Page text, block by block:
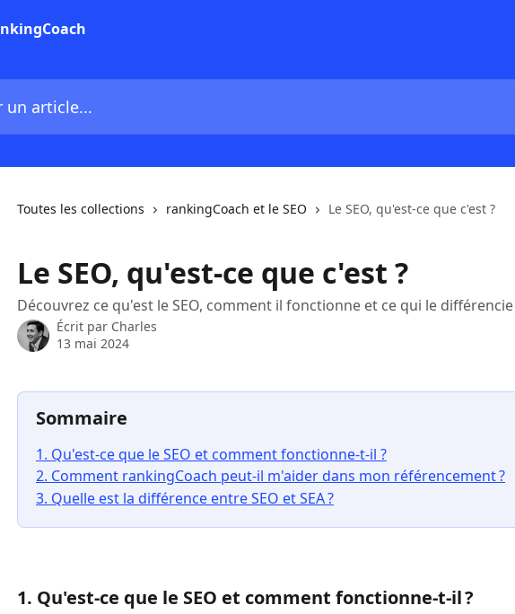
Toutes les collections rankingCoach et le SEO Le SEO, qu'est-ce que c'est ?
Le SEO, qu'est-ce que c'est ?
Découvrez ce qu'est le SEO, comment il fonctionne et ce qui le différencie
Écrit par Charles
13 mai 2024
Sommaire
1. Qu'est-ce que le SEO et comment fonctionne-t-il ?
2. Comment rankingCoach peut-il m'aider dans mon référencement ?
3. Quelle est la différence entre SEO et SEA ?
1. Qu'est-ce que le SEO et comment fonctionne-t-il ?